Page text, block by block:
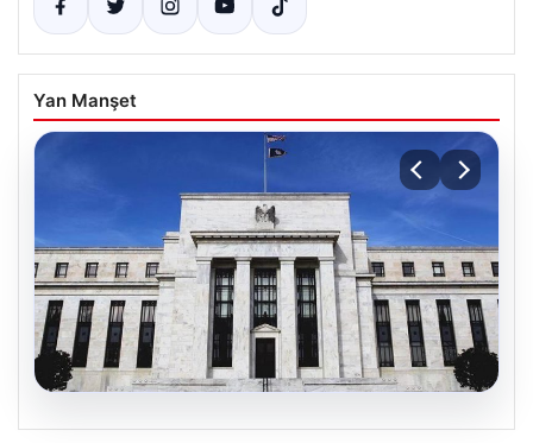
Yan Manşet
05.08.2026